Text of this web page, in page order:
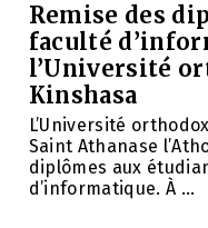
Remise des
faculté
l’Université
Kinshasa
L’Université
Saint Athanase
diplômes aux
d’informatique. À ...